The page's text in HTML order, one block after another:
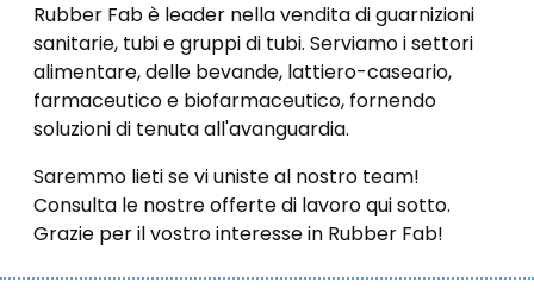
Rubber Fab è leader nella vendita di guarnizioni
sanitarie, tubi e gruppi di tubi. Serviamo i settori
alimentare, delle bevande, lattiero-caseario,
farmaceutico e biofarmaceutico, fornendo
soluzioni di tenuta all'avanguardia.
Saremmo lieti se vi uniste al nostro team!
Consulta le nostre offerte di lavoro qui sotto.
Grazie per il vostro interesse in Rubber Fab!